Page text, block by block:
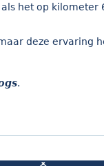
het op kilometer
deze ervaring
.